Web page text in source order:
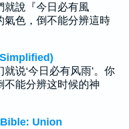
就說『今日必有風
氣色，倒不能分辨這時
说‘今日必有风雨’。你
不能分辨这时候的神
Union